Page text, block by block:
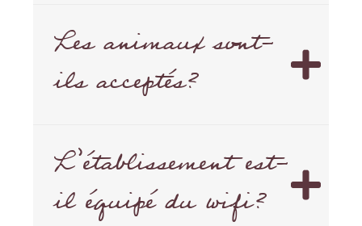
Les animaux sont-
ils acceptés?
L’établissement est-
il équipé du wifi?